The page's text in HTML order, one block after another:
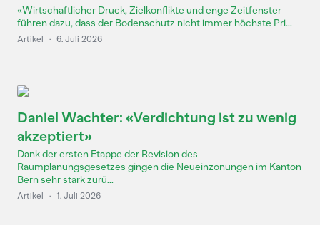
«Wirtschaftlicher Druck, Zielkonflikte und enge Zeitfenster
führen dazu, dass der Bodenschutz nicht immer höchste Pri...
Artikel · 6. Juli 2026
Daniel Wachter: «Verdichtung ist zu wenig
akzeptiert»
Dank der ersten Etappe der Revision des
Raumplanungsgesetzes gingen die Neueinzonungen im Kanton
Bern sehr stark zurü...
Artikel · 1. Juli 2026